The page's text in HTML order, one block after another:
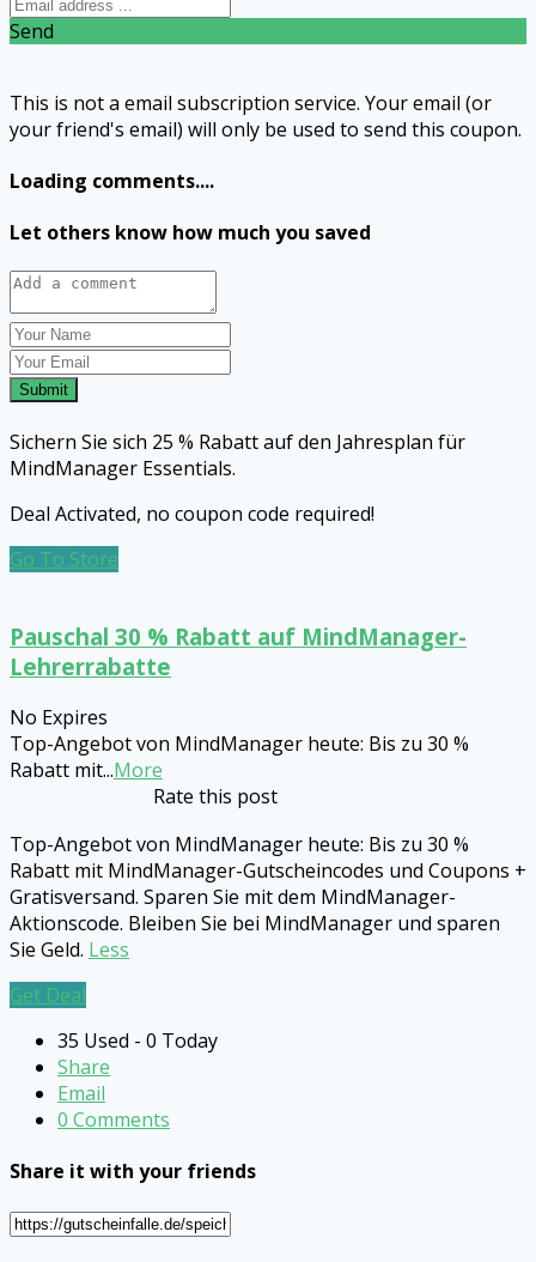
Send
This is not a email subscription service. Your email (or
your friend's email) will only be used to send this coupon.
Loading comments....
Let others know how much you saved
Submit
Sichern Sie sich 25 % Rabatt auf den Jahresplan für
MindManager Essentials.
Deal Activated, no coupon code required!
Go To Store
Pauschal 30 % Rabatt auf MindManager-
Lehrerrabatte
No Expires
Top-Angebot von MindManager heute: Bis zu 30 %
Rabatt mit...More
Rate this post
Top-Angebot von MindManager heute: Bis zu 30 %
Rabatt mit MindManager-Gutscheincodes und Coupons +
Gratisversand. Sparen Sie mit dem MindManager-
Aktionscode. Bleiben Sie bei MindManager und sparen
Sie Geld. Less
Get Deal
35 Used - 0 Today
Share
Email
0 Comments
Share it with your friends